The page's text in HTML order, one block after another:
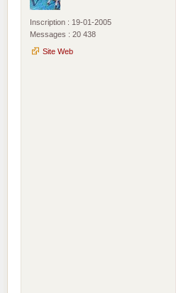
Inscription : 19-01-2005
Messages : 20 438
Site Web